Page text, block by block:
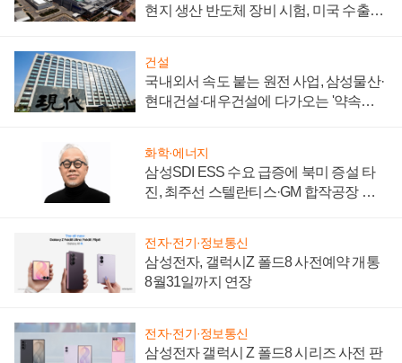
현지 생산 반도체 장비 시험, 미국 수출통
건설
국내외서 속도 붙는 원전 사업, 삼성물산·
현대건설·대우건설에 다가오는 '약속의
화학·에너지
삼성SDI ESS 수요 급증에 북미 증설 타
진, 최주선 스텔란티스·GM 합작공장 건
전자·전기·정보통신
삼성전자, 갤럭시Z 폴드8 사전예약 개통
8월31일까지 연장
전자·전기·정보통신
삼성전자 갤럭시 Z 폴드8 시리즈 사전 판